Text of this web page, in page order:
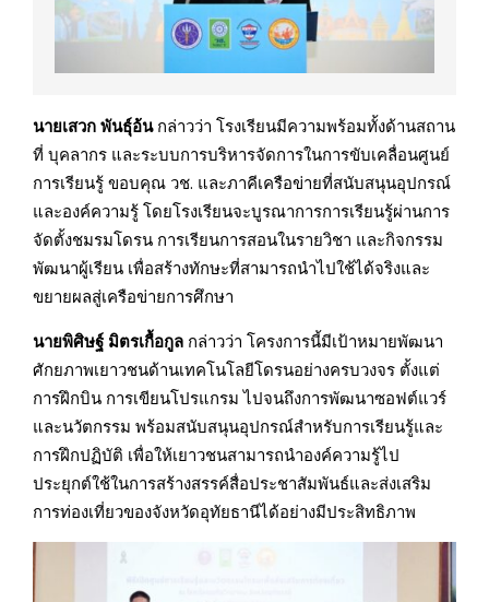
นายเสวก พันธุ์อ้นกล่าวว่า โรงเรียนมีความพร้อมทั้งด้านสถาน
ที่ บุคลากร และระบบการบริหารจัดการในการขับเคลื่อนศูนย์
การเรียนรู้ ขอบคุณ วช. และภาคีเครือข่ายที่สนับสนุนอุปกรณ์
และองค์ความรู้ โดยโรงเรียนจะบูรณาการการเรียนรู้ผ่านการ
จัดตั้งชมรมโดรน การเรียนการสอนในรายวิชา และกิจกรรม
พัฒนาผู้เรียน เพื่อสร้างทักษะที่สามารถนำไปใช้ได้จริงและ
ขยายผลสู่เครือข่ายการศึกษา
นายพิศิษฐ์ มิตรเกื้อกูล กล่าวว่า โครงการนี้มีเป้าหมายพัฒนา
ศักยภาพเยาวชนด้านเทคโนโลยีโดรนอย่างครบวงจร ตั้งแต่
การฝึกบิน การเขียนโปรแกรม ไปจนถึงการพัฒนาซอฟต์แวร์
และนวัตกรรม พร้อมสนับสนุนอุปกรณ์สำหรับการเรียนรู้และ
การฝึกปฏิบัติ เพื่อให้เยาวชนสามารถนำองค์ความรู้ไป
ประยุกต์ใช้ในการสร้างสรรค์สื่อประชาสัมพันธ์และส่งเสริม
การท่องเที่ยวของจังหวัดอุทัยธานีได้อย่างมีประสิทธิภาพ